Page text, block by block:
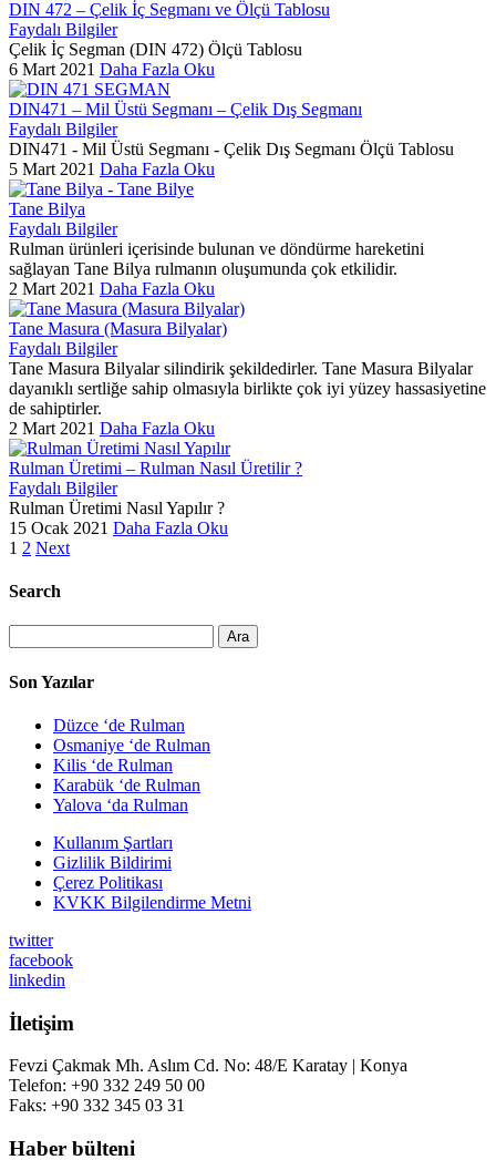
DIN 472 – Çelik İç Segmanı ve Ölçü Tablosu
Faydalı Bilgiler
Çelik İç Segman (DIN 472) Ölçü Tablosu
6 Mart 2021 Daha Fazla Oku
DIN471 – Mil Üstü Segmanı – Çelik Dış Segmanı
Faydalı Bilgiler
DIN471 - Mil Üstü Segmanı - Çelik Dış Segmanı Ölçü Tablosu
5 Mart 2021 Daha Fazla Oku
Tane Bilya
Faydalı Bilgiler
Rulman ürünleri içerisinde bulunan ve döndürme hareketini
sağlayan Tane Bilya rulmanın oluşumunda çok etkilidir.
2 Mart 2021 Daha Fazla Oku
Tane Masura (Masura Bilyalar)
Faydalı Bilgiler
Tane Masura Bilyalar silindirik şekildedirler. Tane Masura Bilyalar
dayanıklı sertliğe sahip olmasıyla birlikte çok iyi yüzey hassasiyetine
de sahiptirler.
2 Mart 2021 Daha Fazla Oku
Rulman Üretimi – Rulman Nasıl Üretilir ?
Faydalı Bilgiler
Rulman Üretimi Nasıl Yapılır ?
15 Ocak 2021 Daha Fazla Oku
1 2 Next
Search
Ara
Son Yazılar
Düzce ‘de Rulman
Osmaniye ‘de Rulman
Kilis ‘de Rulman
Karabük ‘de Rulman
Yalova ‘da Rulman
Kullanım Şartları
Gizlilik Bildirimi
Çerez Politikası
KVKK Bilgilendirme Metni
twitter
facebook
linkedin
İletişim
Fevzi Çakmak Mh. Aslım Cd. No: 48/E Karatay | Konya
Telefon: +90 332 249 50 00
Faks: +90 332 345 03 31
Haber bülteni